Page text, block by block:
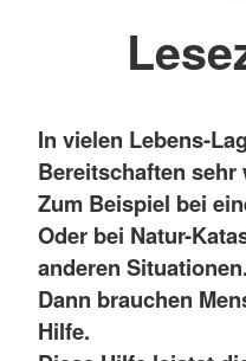
In vielen Lebens-
Bereitschaften sehr
Zum Beispiel bei
Oder bei Natur-
anderen Situationen.
Dann brauchen
Hilfe.